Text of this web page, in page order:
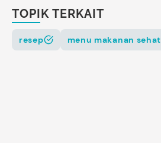
TOPIK TERKAIT
resep menu makanan sehat